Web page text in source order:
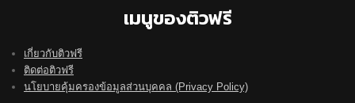
เมนูของติวฟรี
เกี่ยวกับติวฟรี
ติดต่อติวฟรี
นโยบายคุ้มครองข้อมูลส่วนบุคคล (Privacy Policy)